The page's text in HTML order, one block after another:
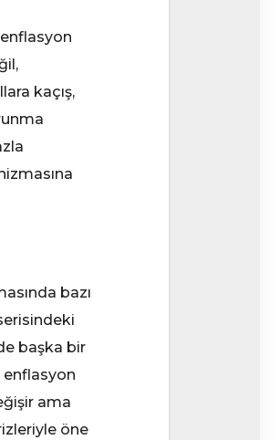
kaçış,
bazı
başka bir
enflasyon
ama
öne